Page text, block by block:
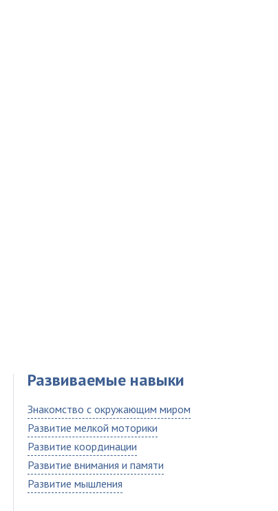
Развиваемые навыки
Знакомство с окружающим миром
Развитие мелкой моторики
Развитие координации
Развитие внимания и памяти
Развитие мышления